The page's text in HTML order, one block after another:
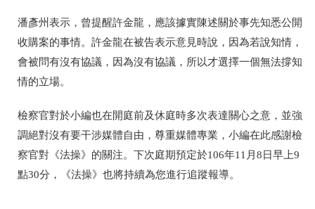
潘彥州表示，曾提醒許金龍，應該據實陳述關於事先知悉公開
收購案的事情。許金龍在被告表示意見時說，因為若說知情，
會被問有沒有協議，因為沒有協議，所以才選擇一個無法撐知
情的立場。
檢察官對於小編也在開庭前及休庭時多次表達關心之意，並強
調絕對沒有要干涉媒體自由，尊重媒體專業，小編在此感謝檢
察官對《法操》的關注。下次庭期預定於106年11月8日早上9
點30分，《法操》也將持續為您進行追蹤報導。